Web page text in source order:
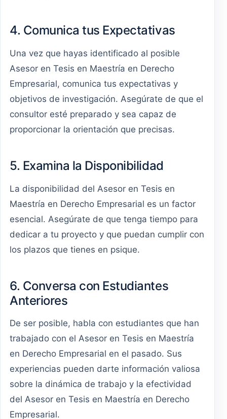
4. Comunica tus Expectativas
Una vez que hayas identificado al posible
Asesor en Tesis en Maestría en Derecho
Empresarial, comunica tus expectativas y
objetivos de investigación. Asegúrate de que el
consultor esté preparado y sea capaz de
proporcionar la orientación que precisas.
5. Examina la Disponibilidad
La disponibilidad del Asesor en Tesis en
Maestría en Derecho Empresarial es un factor
esencial. Asegúrate de que tenga tiempo para
dedicar a tu proyecto y que puedan cumplir con
los plazos que tienes en psique.
6. Conversa con Estudiantes
Anteriores
De ser posible, habla con estudiantes que han
trabajado con el Asesor en Tesis en Maestría
en Derecho Empresarial en el pasado. Sus
experiencias pueden darte información valiosa
sobre la dinámica de trabajo y la efectividad
del Asesor en Tesis en Maestría en Derecho
Empresarial.